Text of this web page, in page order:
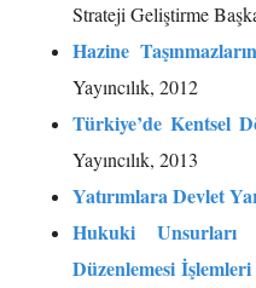
Strateji Geliştirme
Hazine
Yayıncılık, 2012
Türkiye’de Kentsel
Yayıncılık, 2013
Yatırımlara Devlet
Hukuki Unsurları
Düzenlemesi